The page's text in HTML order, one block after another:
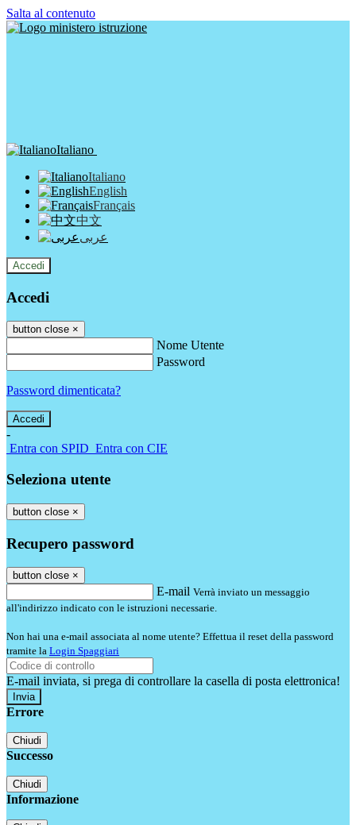
Salta al contenuto
Italiano
Italiano
English
Français
中文
عربى
Accedi
Accedi
button close ×
Nome Utente
Password
Password dimenticata?
-
Entra con SPID Entra con CIE
Seleziona utente
button close ×
Recupero password
button close ×
E-mail Verrà inviato un messaggio
all'indirizzo indicato con le istruzioni necessarie.
Non hai una e-mail associata al nome utente? Effettua il reset della password
tramite la Login Spaggiari
E-mail inviata, si prega di controllare la casella di posta elettronica!
Errore
Chiudi
Successo
Chiudi
Informazione